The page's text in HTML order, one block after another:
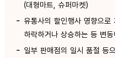
(대형마트, 슈퍼마켓)
유통사의 할인행사 영향으로
하락하거나 상승하는 등 변
일부 판매점의 일시 품절 등